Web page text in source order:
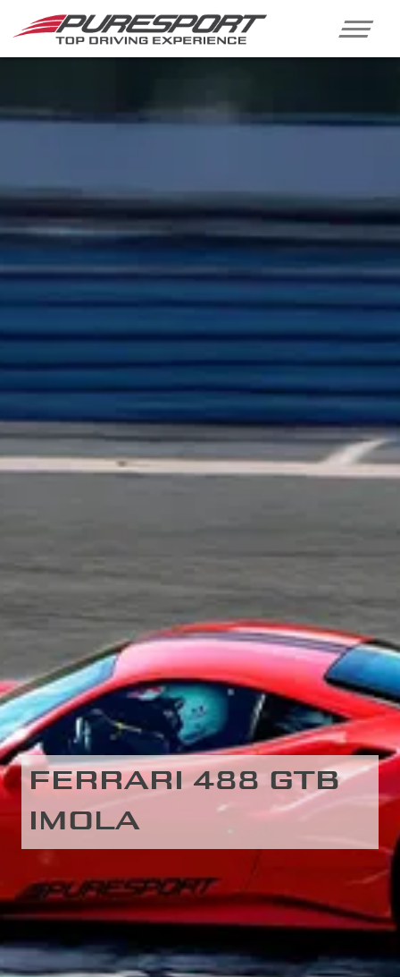
FERRARI 488 GTB
IMOLA